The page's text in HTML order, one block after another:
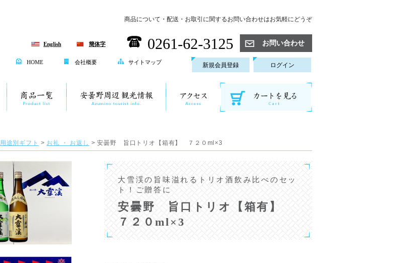
商品について・配送・お取引に関するお問い合わせはお気軽にどうぞ
English 簡体字 0261-62-3125 お問い合わせ
HOME 会社概要 サイトマップ 新規会員登録 ログイン
用途別ギフト > お礼 ・ お返し > 安曇野 旨口トリオ【箱有】 ７２０ml×3
大雪渓の旨味溢れるトリオ酒飲み比べのセッ
ト！ご贈答に
安曇野 旨口トリオ【箱有】
７２０ml×3